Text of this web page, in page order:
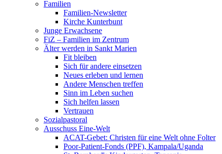
Familien
Familien-Newsletter
Kirche Kunterbunt
Junge Erwachsene
FiZ – Familien im Zentrum
Älter werden in Sankt Marien
Fit bleiben
Sich für andere einsetzen
Neues erleben und lernen
Andere Menschen treffen
Sinn im Leben suchen
Sich helfen lassen
Vertrauen
Sozialpastoral
Ausschuss Eine-Welt
ACAT-Gebet: Christen für eine Welt ohne Folter
Poor-Patient-Fonds (PPF), Kampala/Uganda